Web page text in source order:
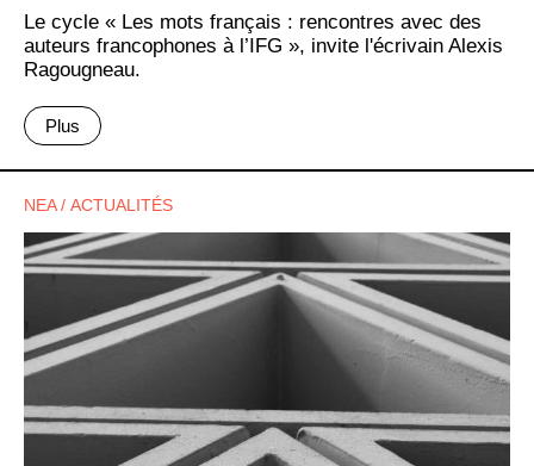
Le cycle « Les mots français : rencontres avec des
auteurs francophones à l’IFG », invite l'écrivain Alexis
Ragougneau.
Plus
ΝΕΑ / ACTUALITÉS